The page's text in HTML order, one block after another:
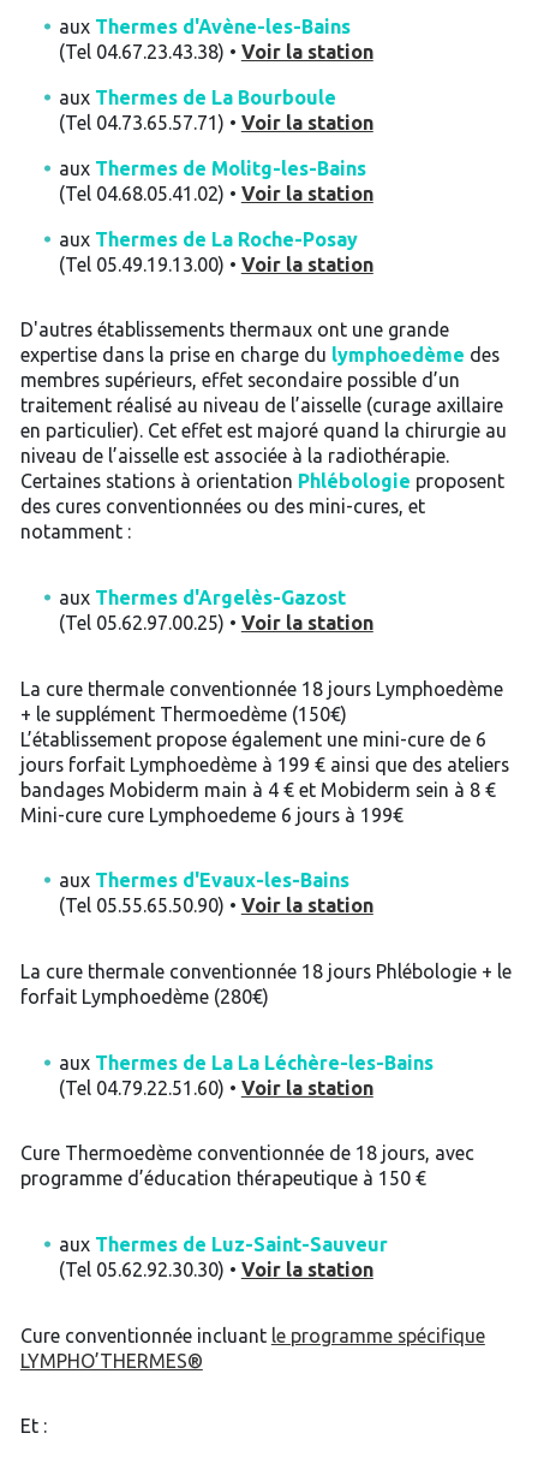
aux Thermes d'Avène-les-Bains
(Tel 04.67.23.43.38) • Voir la station
aux Thermes de La Bourboule
(Tel 04.73.65.57.71) • Voir la station
aux Thermes de Molitg-les-Bains
(Tel 04.68.05.41.02) • Voir la station
aux Thermes de La Roche-Posay
(Tel 05.49.19.13.00) • Voir la station
D'autres établissements thermaux ont une grande
expertise dans la prise en charge du lymphoedème des
membres supérieurs, effet secondaire possible d’un
traitement réalisé au niveau de l’aisselle (curage axillaire
en particulier). Cet effet est majoré quand la chirurgie au
niveau de l’aisselle est associée à la radiothérapie.
Certaines stations à orientation Phlébologie proposent
des cures conventionnées ou des mini-cures, et
notamment :
aux Thermes d'Argelès-Gazost
(Tel 05.62.97.00.25) • Voir la station
La cure thermale conventionnée 18 jours Lymphoedème
+ le supplément Thermoedème (150€)
L’établissement propose également une mini-cure de 6
jours forfait Lymphoedème à 199 € ainsi que des ateliers
bandages Mobiderm main à 4 € et Mobiderm sein à 8 €
Mini-cure cure Lymphoedeme 6 jours à 199€
aux Thermes d'Evaux-les-Bains
(Tel 05.55.65.50.90) • Voir la station
La cure thermale conventionnée 18 jours Phlébologie + le
forfait Lymphoedème (280€)
aux Thermes de La La Léchère-les-Bains
(Tel 04.79.22.51.60) • Voir la station
Cure Thermoedème conventionnée de 18 jours, avec
programme d’éducation thérapeutique à 150 €
aux Thermes de Luz-Saint-Sauveur
(Tel 05.62.92.30.30) • Voir la station
Cure conventionnée incluant le programme spécifique
LYMPHO’THERMES®
Et :